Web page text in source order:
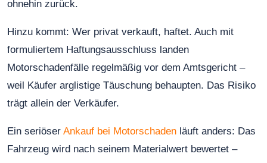
ohnehin zurück.
Hinzu kommt: Wer privat verkauft, haftet. Auch mit
formuliertem Haftungsausschluss landen
Motorschadenfälle regelmäßig vor dem Amtsgericht –
weil Käufer arglistige Täuschung behaupten. Das Risiko
trägt allein der Verkäufer.
Ein seriöser Ankauf bei Motorschadenläuft anders: Das
Fahrzeug wird nach seinem Materialwert bewertet –